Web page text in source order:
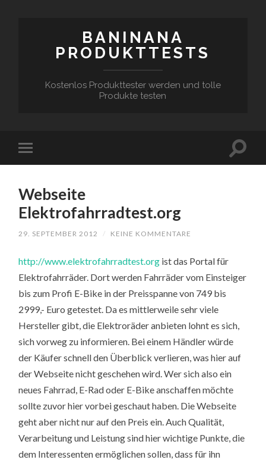
BANINANA
PRODUKTTESTS
Kostenlos Produkttester werden und tolle
Produkte testen
Webseite
Elektrofahrradtest.org
29. SEPTEMBER 2012 / KEINE KOMMENTARE
http://www.elektrofahrradtest.org ist das Portal für
Elektrofahrräder. Dort werden Fahrräder vom Einsteiger
bis zum Profi E-Bike in der Preisspanne von 749 bis
2999,- Euro getestet. Da es mittlerweile sehr viele
Hersteller gibt, die Elektroräder anbieten lohnt es sich,
sich vorweg zu informieren. Bei einem Händler würde
der Käufer schnell den Überblick verlieren, was hier auf
der Webseite nicht geschehen wird. Wer sich also ein
neues Fahrrad, E-Rad oder E-Bike anschaffen möchte
sollte zuvor hier vorbei geschaut haben. Die Webseite
geht aber nicht nur auf den Preis ein. Auch Qualität,
Verarbeitung und Leistung sind hier wichtige Punkte, die
dem Interessenten ermöglichen sollen, dass für ihn